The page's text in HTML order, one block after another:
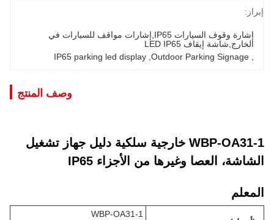
إبراز:
الخارج,شاشة إيقاف LED IP65
Outdoor Parking Signage
,
IP65 parking led display
وصف المنتج
WBP-OA31-1 خارجية سلكية دليل جهاز تشغيل
الشاشة، العصا وغيرها من الأجزاء IP65
المعلم
WBP-OA31-1